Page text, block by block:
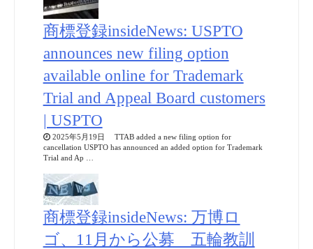
商標登録insideNews: USPTO
announces new filing option
available online for Trademark
Trial and Appeal Board customers
| USPTO
2025年5月19日 TTAB added a new filing option for
cancellation USPTO has announced an added option for Trademark
Trial and Ap …
商標登録insideNews: 万博ロ
ゴ、11月から公募 五輪教訓